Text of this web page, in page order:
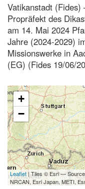
Vatikanstadt (Fides)
Propräfekt des
am 14. Mai 2024
Jahre (2024-2029)
Missionswerke in
(EG) (Fides 19/06/
+
−
Leaflet | Tiles © Esri —
NRCAN, Esri Japan, METI,